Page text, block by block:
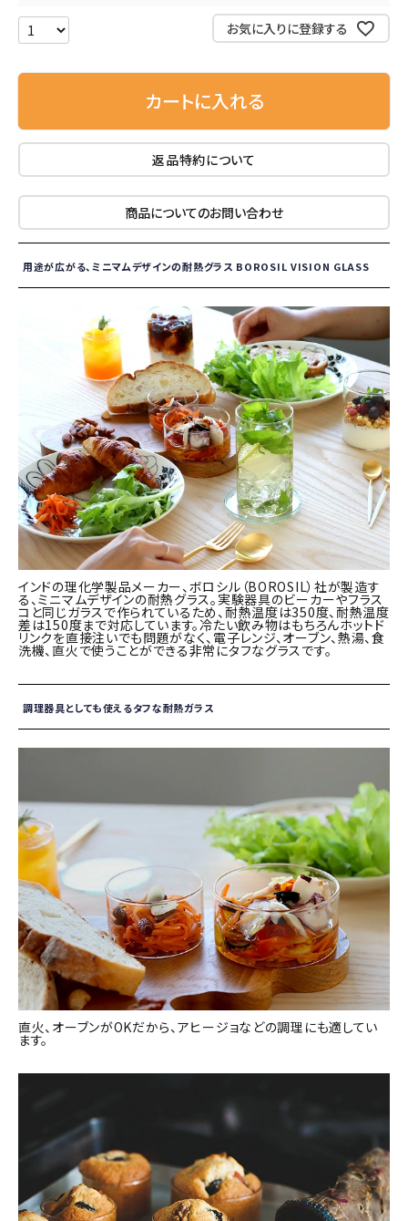
お気に入りに登録する
カートに入れる
返品特約について
商品についてのお問い合わせ
用途が広がる、ミニマムデザインの耐熱グラス BOROSIL VISION GLASS
インドの理化学製品メーカー、ボロシル（BOROSIL）社が製造す
る、ミニマムデザインの耐熱グラス。実験器具のビーカーやフラス
コと同じガラスで作られているため、耐熱温度は350度、耐熱温度
差は150度まで対応しています。冷たい飲み物はもちろんホットド
リンクを直接注いでも問題がなく、電子レンジ、オーブン、熱湯、食
洗機、直火で使うことができる非常にタフなグラスです。
調理器具としても使えるタフな耐熱ガラス
直火、オーブンがOKだから、アヒージョなどの調理にも適してい
ます。